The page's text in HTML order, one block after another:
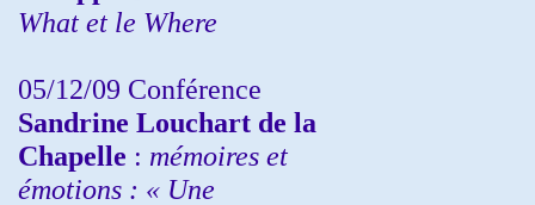
What et le Where
05/12/09 Conférence
Sandrine Louchart de la
Chapelle : mémoires et
émotions : « Une